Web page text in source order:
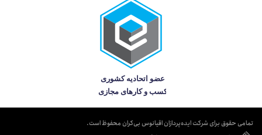
تمامی حقوق برای شرکت ایده‌پردازان اقیانوس بی‌کران محفوظ است.